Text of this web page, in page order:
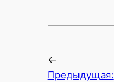
←
Предыдущая: